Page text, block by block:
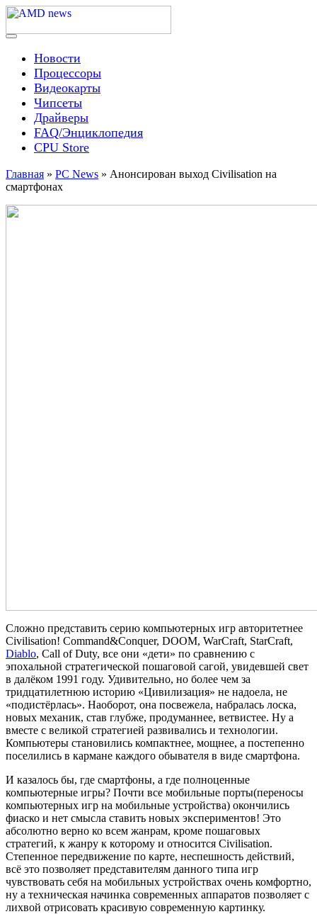
Skip
content
AMD news
Menu
Новости
Процессоры
Видеокарты
Чипсеты
Драйверы
FAQ/Энциклопедия
CPU Store
Главная » PC News » Анонсирован выход Civilisation на
смартфонах
Сложно представить серию компьютерных игр авторитетнее
Civilisation! Command&Conquer, DOOM, WarCraft, StarCraft,
Diablo, Call of Duty, все они «дети» по сравнению с
эпохальной стратегической пошаговой сагой, увидевшей свет
в далёком 1991 году. Удивительно, но более чем за
тридцатилетнюю историю «Цивилизация» не надоела, не
«подистёрлась». Наоборот, она посвежела, набралась лоска,
новых механик, став глубже, продуманнее, ветвистее. Ну а
вместе с великой стратегией развивались и технологии.
Компьютеры становились компактнее, мощнее, а постепенно
поселились в кармане каждого обывателя в виде смартфона.
И казалось бы, где смартфоны, а где полноценные
компьютерные игры? Почти все мобильные порты(переносы
компьютерных игр на мобильные устройства) окончились
фиаско и нет смысла ставить новых экспериментов! Это
абсолютно верно ко всем жанрам, кроме пошаговых
стратегий, к жанру к которому и относится Civilisation.
Степенное передвижение по карте, неспешность действий,
всё это позволяет представителям данного типа игр
чувствовать себя на мобильных устройствах очень комфортно,
ну а техническая начинка современных аппаратов позволяет с
лихвой отрисовать красивую современную картинку.